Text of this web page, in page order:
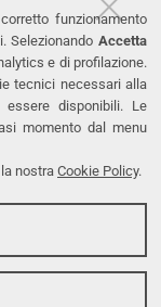
funzionamento
Selezionando Accetta
e di profilazione.
tecnici necessari alla
essere disponibili. Le
momento dal menu
nostra Cookie Policy.